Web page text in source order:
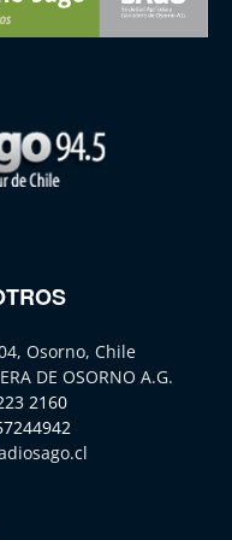
Osorno, Chile
DE OSORNO A.G.
2160